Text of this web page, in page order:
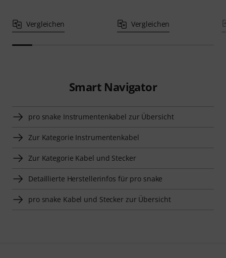
Vergleichen Vergleichen
Smart Navigator
pro snake Instrumentenkabel zur Übersicht
Zur Kategorie Instrumentenkabel
Zur Kategorie Kabel und Stecker
Detaillierte Herstellerinfos für pro snake
pro snake Kabel und Stecker zur Übersicht